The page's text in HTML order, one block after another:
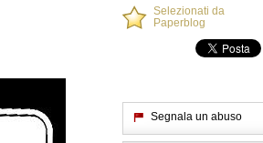
Selezionati da
Paperblog
Segnala un abuso